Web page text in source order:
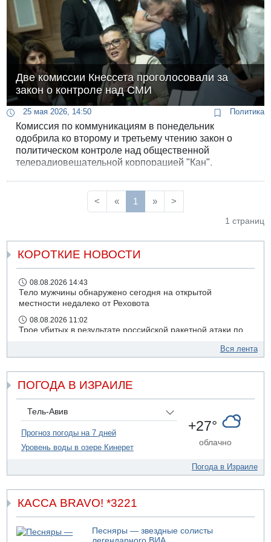
Две комиссии Кнессета проголосовали за
закон о контроле над СМИ
25 мая 2026, 14:50 Политика
Комиссия по коммуникациям в понедельник
одобрила ко второму и третьему чтению закон о
политическом контроле над общественной
телерадиовещательной корпорацией "Кан".
< « 1 » >
1 страниц
КОРОТКИЕ НОВОСТИ
08.08.2026 14:43
Тело мужчины обнаружено сегодня на открытой
местности недалеко от Реховота
08.08.2026 11:02
Трое убитых в результате российской ракетной атаки по
07.08.2026 20:43
07.08.2026 20:41
Ynet: "Хизбалла" запустила БПЛА со взрывчаткой по
07.08.2026 19:16
ДТП в Ашдоде: тяжело ранены двое маленьких детей
07.08.2026 19:14
Дахан
Обнародовано имя полицейского, подозреваемого в
Вся лента
ПОГОДА В ИЗРАИЛЕ
Тель-Авив
Прогноз погоды на 7 дней
Уровень воды в озере Кинерет
+27°
облачно
Погода в Израиле
КАССА BRAVO! *3221
Песняры — звездные солисты